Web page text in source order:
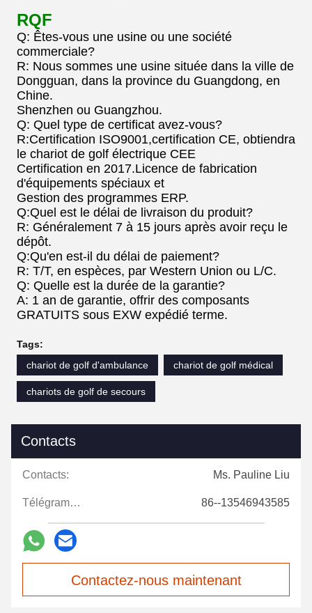
RQF
Q: Êtes-vous une usine ou une société
commerciale?
R: Nous sommes une usine située dans la ville de
Dongguan, dans la province du Guangdong, en
Chine.
Shenzhen ou Guangzhou.
Q: Quel type de certificat avez-vous?
R:Certification ISO9001,certification CE, obtiendra
le chariot de golf électrique CEE
Certification en 2017.Licence de fabrication
d'équipements spéciaux et
Gestion des programmes ERP.
Q:Quel est le délai de livraison du produit?
R: Généralement 7 à 15 jours après avoir reçu le
dépôt.
Q:Qu'en est-il du délai de paiement?
R: T/T, en espèces, par Western Union ou L/C.
Q: Quelle est la durée de la garantie?
A: 1 an de garantie, offrir des composants
GRATUITS sous EXW expédié terme.
Tags:
chariot de golf d'ambulance
chariot de golf médical
chariots de golf de secours
Contacts
Contacts: Ms. Pauline Liu
Télégramme: 86--13546943585
Contactez-nous maintenant